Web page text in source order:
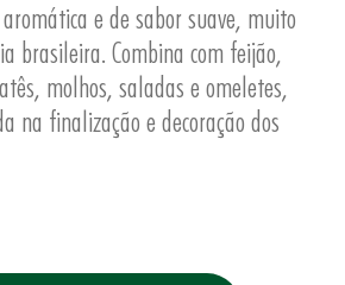
e de sabor suave, muito
brasileira. Combina com feijão,
molhos, saladas e omeletes,
na finalização e decoração dos